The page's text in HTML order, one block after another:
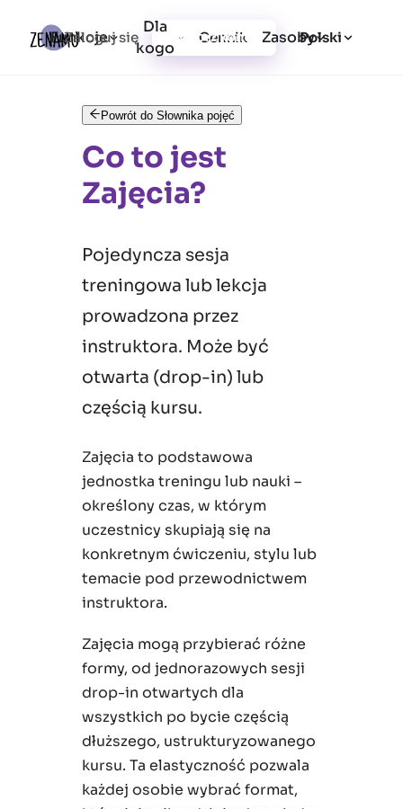
Funkcje
Dla
kogo
Cennik Zasoby
Zaloguj się Utwórz konto Polski
Powrót do Słownika pojęć
Co to jest
Zajęcia?
Pojedyncza sesja
treningowa lub lekcja
prowadzona przez
instruktora. Może być
otwarta (drop-in) lub
częścią kursu.
Zajęcia to podstawowa
jednostka treningu lub nauki –
określony czas, w którym
uczestnicy skupiają się na
konkretnym ćwiczeniu, stylu lub
temacie pod przewodnictwem
instruktora.
Zajęcia mogą przybierać różne
formy, od jednorazowych sesji
drop-in otwartych dla
wszystkich po bycie częścią
dłuższego, ustrukturyzowanego
kursu. Ta elastyczność pozwala
każdej osobie wybrać format,